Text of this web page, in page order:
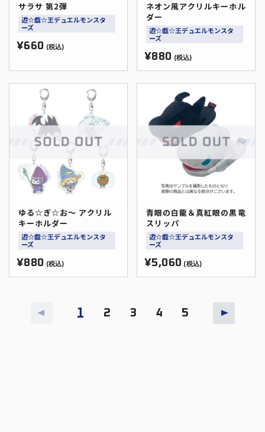
サラサ 第2弾
遊☆戯☆王デュエルモンスタ
ーズ
¥660 (税込)
ネオン風アクリルキーホル
ダー
遊☆戯☆王デュエルモンスタ
ーズ
¥880 (税込)
ゆる☆ぎ☆お～ アクリル
キーホルダー
遊☆戯☆王デュエルモンスタ
ーズ
¥880 (税込)
青眼の白龍＆真紅眼の黒竜
スリッパ
遊☆戯☆王デュエルモンスタ
ーズ
¥5,060 (税込)
1 2 3 4 5